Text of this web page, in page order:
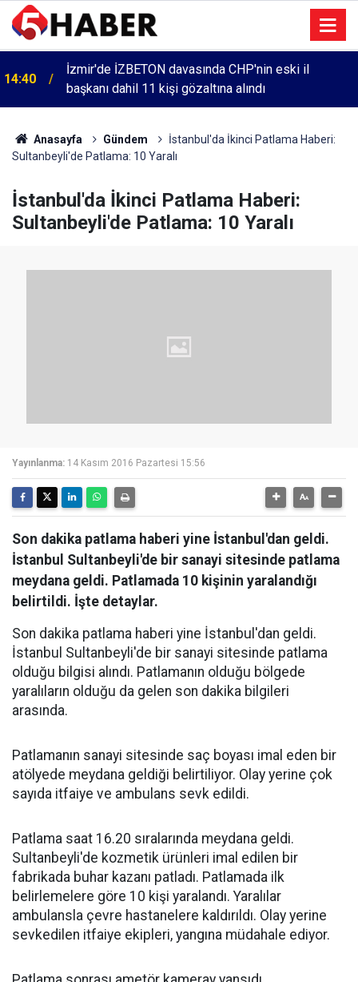
14:40
İzmir'de İZBETON davasında CHP'nin eski il
başkanı dahil 11 kişi gözaltına alındı
Anasayfa Gündem
İstanbul'da İkinci Patlama Haberi:
Sultanbeyli'de Patlama: 10 Yaralı
İstanbul'da İkinci Patlama Haberi:
Sultanbeyli'de Patlama: 10 Yaralı
Yayınlanma: 14 Kasım 2016 Pazartesi 15:56
Son dakika patlama haberi yine İstanbul'dan geldi.
İstanbul Sultanbeyli'de bir sanayi sitesinde patlama
meydana geldi. Patlamada 10 kişinin yaralandığı
belirtildi. İşte detaylar.
Son dakika patlama haberi yine İstanbul'dan geldi.
İstanbul Sultanbeyli'de bir sanayi sitesinde patlama
olduğu bilgisi alındı. Patlamanın olduğu bölgede
yaralıların olduğu da gelen son dakika bilgileri
arasında.
Patlamanın sanayi sitesinde saç boyası imal eden bir
atölyede meydana geldiği belirtiliyor. Olay yerine çok
sayıda itfaiye ve ambulans sevk edildi.
Patlama saat 16.20 sıralarında meydana geldi.
Sultanbeyli'de kozmetik ürünleri imal edilen bir
fabrikada buhar kazanı patladı. Patlamada ilk
belirlemelere göre 10 kişi yaralandı. Yaralılar
ambulansla çevre hastanelere kaldırıldı. Olay yerine
sevkedilen itfaiye ekipleri, yangına müdahale ediyor.